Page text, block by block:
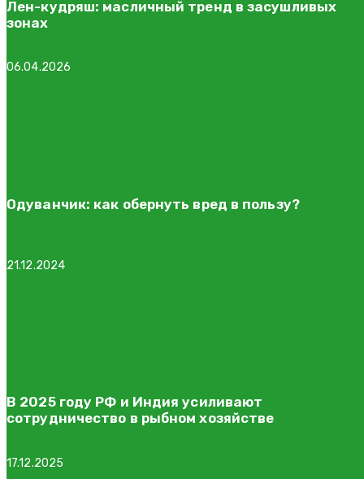
Лен-кудряш: масличный тренд в засушливых
зонах
06.04.2026
Одуванчик: как обернуть вред в пользу?
21.12.2024
В 2025 году РФ и Индия усиливают
сотрудничество в рыбном хозяйстве
17.12.2025